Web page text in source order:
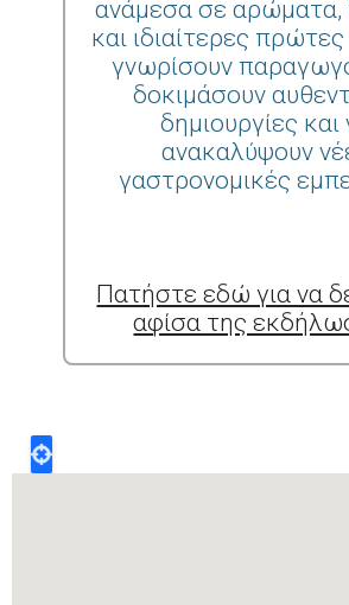
ανάμεσα σε αρώματα,
και ιδιαίτερες
γνωρίσουν
δοκιμάσουν
δημιουργίες και
ανακαλύψουν
γαστρονομικές
Πατήστε εδώ για να
αφίσα της